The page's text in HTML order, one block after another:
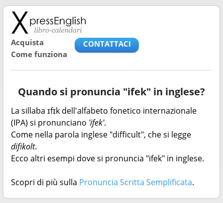
Acquista
Come funziona
CONTATTACI
Quando si pronuncia "ifek" in inglese?
La sillaba ɪfɪk dell'alfabeto fonetico internazionale
(IPA) si pronunciano 'ifek'.
Come nella parola inglese "difficult", che si legge
difikolt.
Ecco altri esempi dove si pronuncia "ifek" in inglese.
Scopri di più sulla Pronuncia Scritta Semplificata.